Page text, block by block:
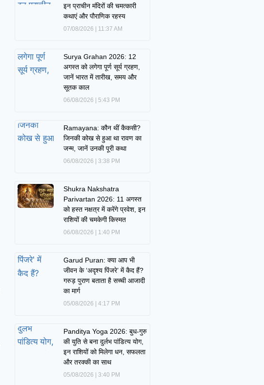
इन प्राचीन मंदिरों की चमत्कारी
कथाएं और पौराणिक रहस्य
07/08/2026 11:37 AM
Surya Grahan 2026: 12
अगस्त को लगेगा पूर्ण सूर्य ग्रहण,
जानें भारत में तारीख, समय और
सूतक काल
06/08/2026 5:43 PM
Ramayana: कौन थीं कैकसी?
जिनकी कोख से हुआ था रावण का
जन्म, जानें उनकी पूरी कथा
06/08/2026 3:38 PM
Shukra Nakshatra
Parivartan 2026: 11 अगस्त
को हस्त नक्षत्र में करेंगे प्रवेश, इन
राशियों की चमकेगी किस्मत
06/08/2026 1:40 PM
Garud Puran: क्या आप भी
जीवन के ‘अदृश्य पिंजरे’ में कैद हैं?
गरुड़ पुराण बताता है सच्ची आजादी
का मार्ग
05/08/2026 4:17 PM
Panditya Yoga 2026: बुध-गुरु
की युति से बना दुर्लभ पांडित्य योग,
इन राशियों को मिलेगा धन, सफलता
और तरक्की का साथ
05/08/2026 3:40 PM